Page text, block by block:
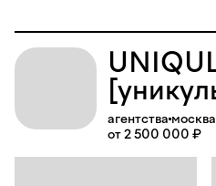
агентства москва
от 2 500 000 ₽